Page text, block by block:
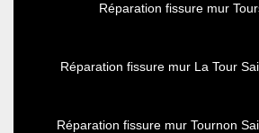
Réparation fissure mur
Réparation fissure mur La Tour
Réparation fissure mur Tournon